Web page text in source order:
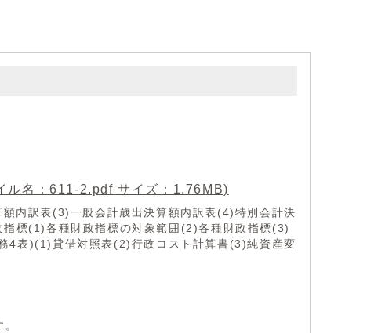
ル名：611-2.pdf サイズ：1.76MB)
内訳表(3)一般会計歳出決算額内訳表(4)特別会計決
標(1)各種財政指標の対象範囲(2)各種財政指標(3)
4表)(1)貸借対照表(2)行政コスト計算書(3)純資産変